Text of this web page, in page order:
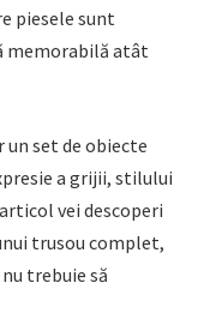
piesele sunt
memorabilă atât
un set de obiecte
a grijii, stilului
vei descoperi
trusou complet,
trebuie să